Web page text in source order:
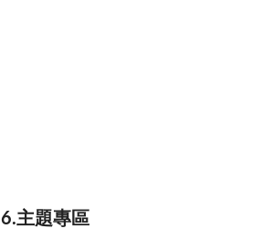
6.主題專區